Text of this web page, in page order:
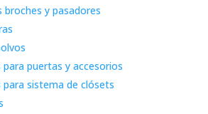
broches y pasadores
para puertas y accesorios
para sistema de clósets